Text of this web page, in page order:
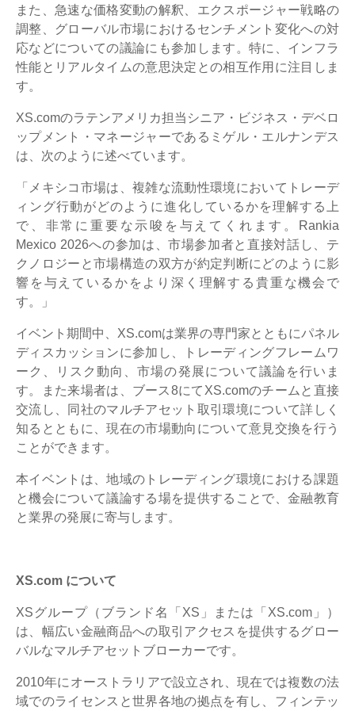
また、急速な価格変動の解釈、エクスポージャー戦略の
調整、グローバル市場におけるセンチメント変化への対
応などについての議論にも参加します。特に、インフラ
性能とリアルタイムの意思決定との相互作用に注目しま
す。
XS.comのラテンアメリカ担当シニア・ビジネス・デベロ
ップメント・マネージャーであるミゲル・エルナンデス
は、次のように述べています。
「メキシコ市場は、複雑な流動性環境においてトレーデ
ィング行動がどのように進化しているかを理解する上
で、非常に重要な示唆を与えてくれます。Rankia
Mexico 2026への参加は、市場参加者と直接対話し、テ
クノロジーと市場構造の双方が約定判断にどのように影
響を与えているかをより深く理解する貴重な機会で
す。」
イベント期間中、XS.comは業界の専門家とともにパネル
ディスカッションに参加し、トレーディングフレームワ
ーク、リスク動向、市場の発展について議論を行いま
す。また来場者は、ブース8にてXS.comのチームと直接
交流し、同社のマルチアセット取引環境について詳しく
知るとともに、現在の市場動向について意見交換を行う
ことができます。
本イベントは、地域のトレーディング環境における課題
と機会について議論する場を提供することで、金融教育
と業界の発展に寄与します。
XS.com について
XSグループ（ブランド名「XS」または「XS.com」）
は、幅広い金融商品への取引アクセスを提供するグロー
バルなマルチアセットブローカーです。
2010年にオーストラリアで設立され、現在では複数の法
域でのライセンスと世界各地の拠点を有し、フィンテッ